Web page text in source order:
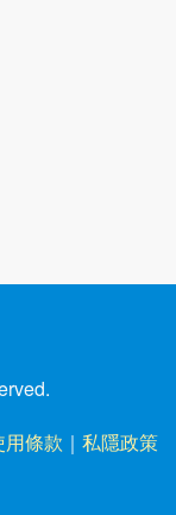
用條款 ｜ 私隱政策